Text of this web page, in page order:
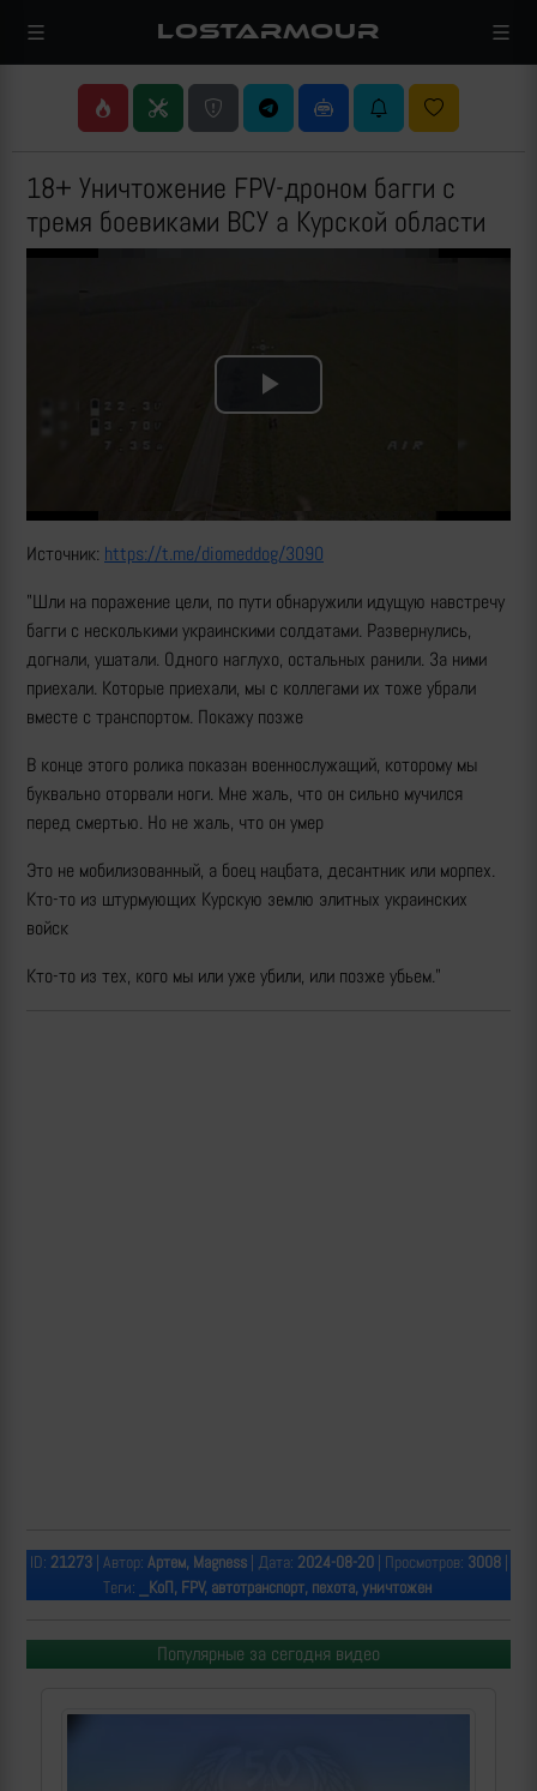
LOSTARMOUR
18+ Уничтожение FPV-дроном багги с
тремя боевиками ВСУ а Курской области
Play
Источник: https://t.me/diomeddog/3090
"Шли на поражение цели, по пути обнаружили идущую навстречу
багги с несколькими украинскими солдатами. Развернулись,
догнали, ушатали. Одного наглухо, остальных ранили. За ними
приехали. Которые приехали, мы с коллегами их тоже убрали
вместе с транспортом. Покажу позже
В конце этого ролика показан военнослужащий, которому мы
буквально оторвали ноги. Мне жаль, что он сильно мучился
перед смертью. Но не жаль, что он умер
Это не мобилизованный, а боец нацбата, десантник или морпех.
Кто-то из штурмующих Курскую землю элитных украинских
войск
Кто-то из тех, кого мы или уже убили, или позже убьем."
ID: 21273| Автор: Артем, Magness| Дата: 2024-08-20| Просмотров: 3008|
Теги:
_КоП, FPV, автотранспорт, пехота, уничтожен
Популярные за сегодня видео